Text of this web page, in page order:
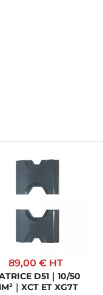
89,00 € HT
D51｜10/50
｜XCT ET XG7T